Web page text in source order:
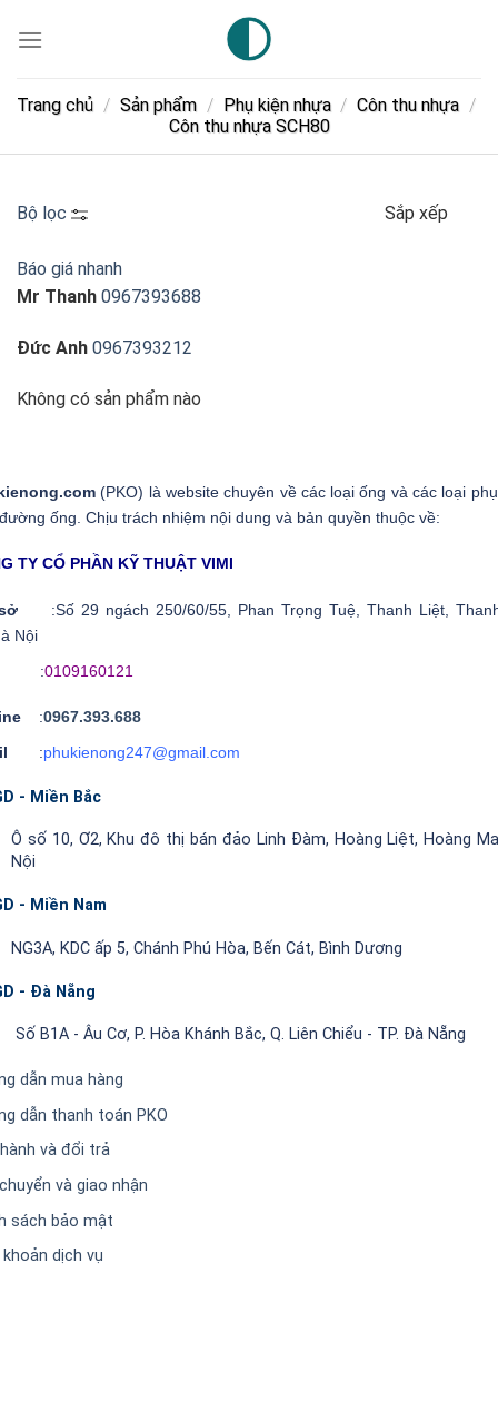
Trang chủ / Sản phẩm / Phụ kiện nhựa / Côn thu nhựa /
Côn thu nhựa SCH80
Bộ lọc Sắp xếp
Báo giá nhanh
Mr Thanh 0967393688
Đức Anh 0967393212
Không có sản phẩm nào
(PKO) là website chuyên về các loại ống và các loại
ống. Chịu trách nhiệm nội dung và bản quyền thuộc về:
TY CỔ PHẦN KỸ THUẬT VIMI
sở :Số 29 ngách 250/60/55, Phan Trọng Tuệ, Thanh Liệt,
Nội
:0109160121
:0967.393.688
:phukienong247@gmail.com
- Miền Bắc
Ô số 10, Ơ2, Khu đô thị bán đảo Linh Đàm, Hoàng Liệt, Hoàng
Nội
- Miền Nam
NG3A, KDC ấp 5, Chánh Phú Hòa, Bến Cát, Bình Dương
- Đà Nẵng
Số B1A - Âu Cơ, P. Hòa Khánh Bắc, Q. Liên Chiểu - TP. Đà Nẵng
dẫn mua hàng
dẫn thanh toán PKO
và đổi trả
và giao nhận
sách bảo mật
dịch vụ